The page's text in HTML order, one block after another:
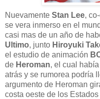
Nuevamente Stan Lee,
se vera inmerso en el
casi mas de un año de
Ultimo, junto Hiroyuki
el estudio de animación
de Heroman, el cual
atrás y se rumorea podría
argumento de Heroman
costa oeste de los